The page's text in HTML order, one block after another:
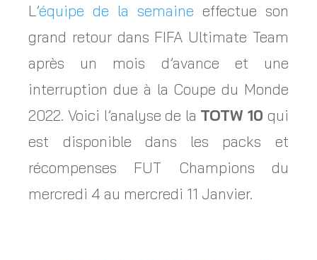
L’équipe de la semaine effectue son
grand retour dans FIFA Ultimate Team
après un mois d’avance et une
interruption due à la Coupe du Monde
2022. Voici l’analyse de la TOTW 10 qui
est disponible dans les packs et
récompenses FUT Champions du
mercredi 4 au mercredi 11 Janvier.